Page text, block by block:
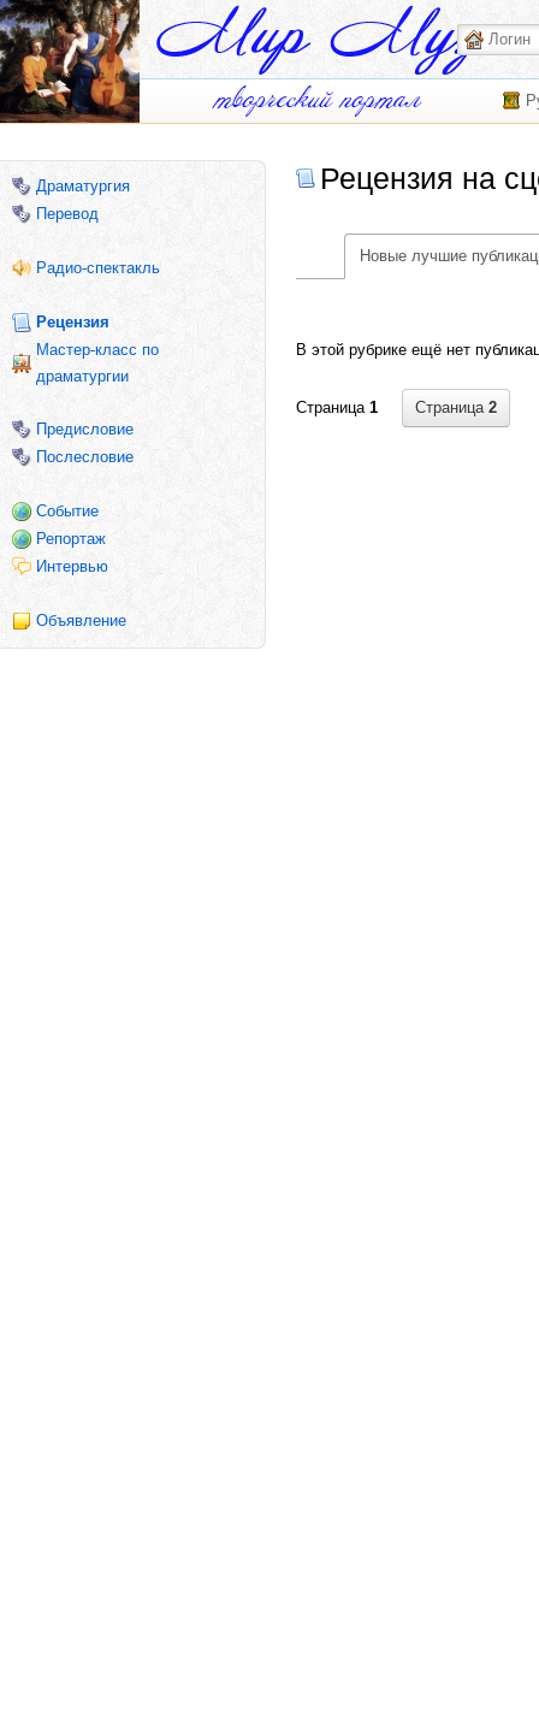
Драматургия
Перевод
Радио-спектакль
Рецензия
Мастер-класс по
драматургии
Предисловие
Послесловие
Событие
Репортаж
Интервью
Объявление
Рецензия на
Новые лучшие
В этой рубрике ещё нет
Страница 1 Страница 2